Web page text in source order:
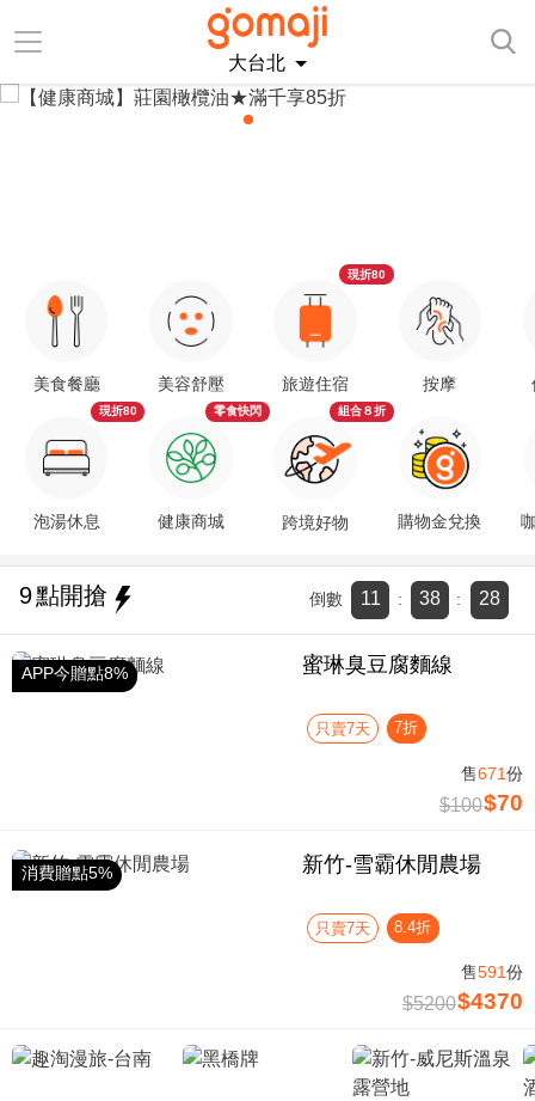
大台北
美食餐廳
泡湯休息
現折80
美容舒壓
健康商城
零食快閃
旅遊住宿
現折80
跨境好物
組合８折
按摩
購物金兌換
9點開搶 倒數 11 : 38 : 28
APP今贈點8% 蜜琳臭豆腐麵線
只賣7天 7折
售671份
$100$70
消費贈點5% 新竹-雪霸休閒農場
只賣7天 8.4折
售591份
$5200$4370